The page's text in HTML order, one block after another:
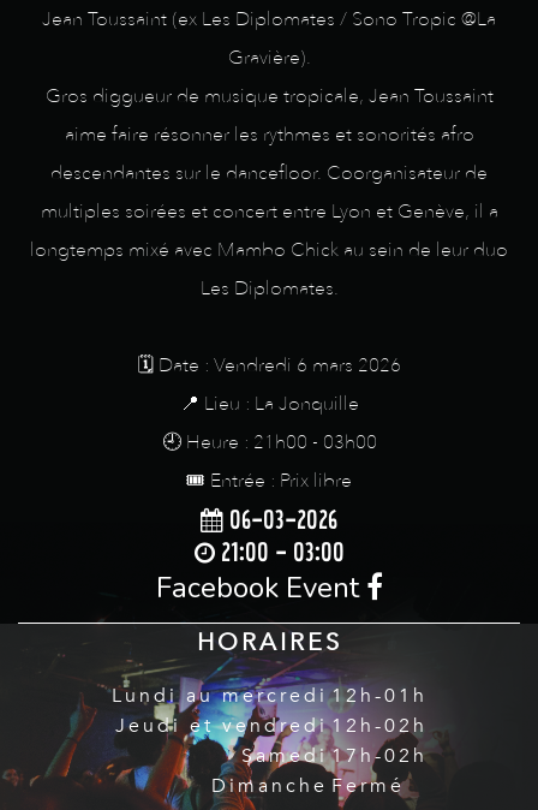
Jean Toussaint (ex Les Diplomates / Sono Tropic @La
Gravière).
Gros diggueur de musique tropicale, Jean Toussaint
aime faire résonner les rythmes et sonorités afro
descendantes sur le dancefloor. Coorganisateur de
multiples soirées et concert entre Lyon et Genève, il a
longtemps mixé avec Mambo Chick au sein de leur duo
Les Diplomates.
🗓️ Date : Vendredi 6 mars 2026
📍 Lieu : La Jonquille
🕘 Heure : 21h00 - 03h00
🎟️ Entrée : Prix libre
06-03-2026
21:00 - 03:00
Facebook Event
HORAIRES
Lundi au mercredi
Jeudi et vendredi
Samedi
Dimanche
12h-01h
12h-02h
17h-02h
Fermé